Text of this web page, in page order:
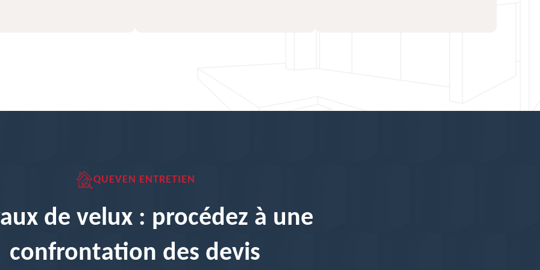
QUEVEN ENTRETIEN
de velux : procédez à une
confrontation des devis